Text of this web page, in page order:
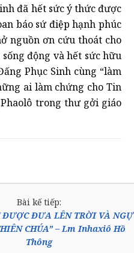
đã hết sức ý thức được
báo sứ điệp hạnh phúc
nguồn ơn cứu thoát cho
động và hết sức hữu
Phục Sinh cùng “làm
ai làm chứng cho Tin
trong thư gởi giáo
Bài kế tiếp:
ĐƯỢC ĐƯA LÊN TRỜI VÀ NGỰ
CHÚA” – Lm Inhaxiô Hồ
Thông